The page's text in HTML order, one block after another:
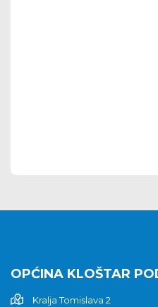
OPĆINA KLOŠTAR
Kralja Tomislava 2